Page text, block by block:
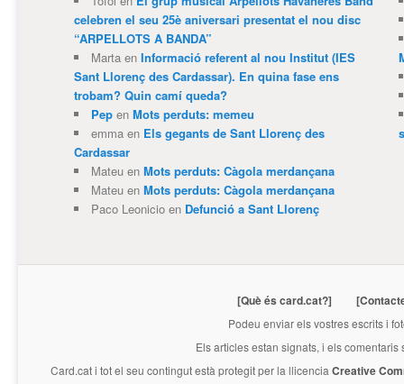
celebren el seu 25è aniversari presentat el nou disc
“ARPELLOTS A BANDA”
Martaen Informació referent al nou Institut (IES
Sant Llorenç des Cardassar). En quina fase ens
trobam? Quin camí queda?
Pepen Mots perduts: memeu
emmaen Els gegants de Sant Llorenç des
Cardassar
Mateuen Mots perduts: Càgola merdançana
Mateuen Mots perduts: Càgola merdançana
Paco Leonicioen Defunció a Sant Llorenç
[Què és card.cat?]
Podeu enviar els vostres escrits i
Els articles estan signats, i els
Card.cati tot el seu contingut està protegit per la llicencia Creative